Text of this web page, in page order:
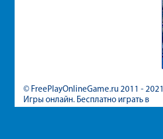
© FreePlayOnlineGame.ru 2011 - 2021
Игры онлайн. Бесплатно играть в
игры для девочек и мальчиков